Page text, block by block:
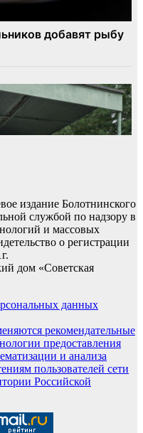
издание Болотнинского
службой по надзору в
и массовых
о регистрации
дом «Советская
данных
рекомендательные
предоставления
и анализа
пользователей сети
Российской